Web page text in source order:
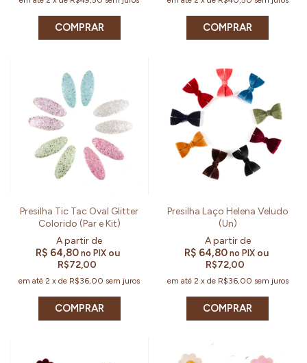
COMPRAR COMPRAR
Presilha Tic Tac Oval Glitter
Colorido (Par e Kit)
R$ 64,80 no PIX ou
R$72,00
em até2 xde R$36,00 sem juros
COMPRAR
Presilha Laço Helena Veludo
(Un)
R$ 64,80no PIX ou
R$72,00
em até 2 x de R$36,00 sem juros
COMPRAR